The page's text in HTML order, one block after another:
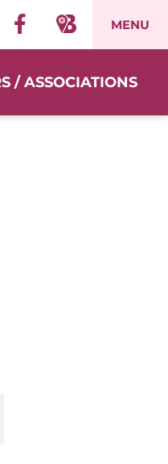
MENU
/ ASSOCIATIONS